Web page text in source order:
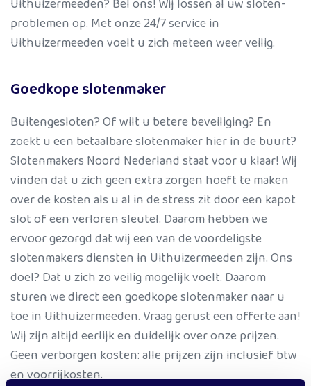
Uithuizermeeden? Bel ons! Wij lossen al uw sloten-
problemen op. Met onze 24/7 service in
Uithuizermeeden voelt u zich meteen weer veilig.
Goedkope slotenmaker
Buitengesloten? Of wilt u betere beveiliging? En
zoekt u een betaalbare slotenmaker hier in de buurt?
Slotenmakers Noord Nederland staat voor u klaar! Wij
vinden dat u zich geen extra zorgen hoeft te maken
over de kosten als u al in de stress zit door een kapot
slot of een verloren sleutel. Daarom hebben we
ervoor gezorgd dat wij een van de voordeligste
slotenmakers diensten in Uithuizermeeden zijn. Ons
doel? Dat u zich zo veilig mogelijk voelt. Daarom
sturen we direct een goedkope slotenmaker naar u
toe in Uithuizermeeden. Vraag gerust een offerte aan!
Wij zijn altijd eerlijk en duidelijk over onze prijzen.
Geen verborgen kosten: alle prijzen zijn inclusief btw
en voorrijkosten.